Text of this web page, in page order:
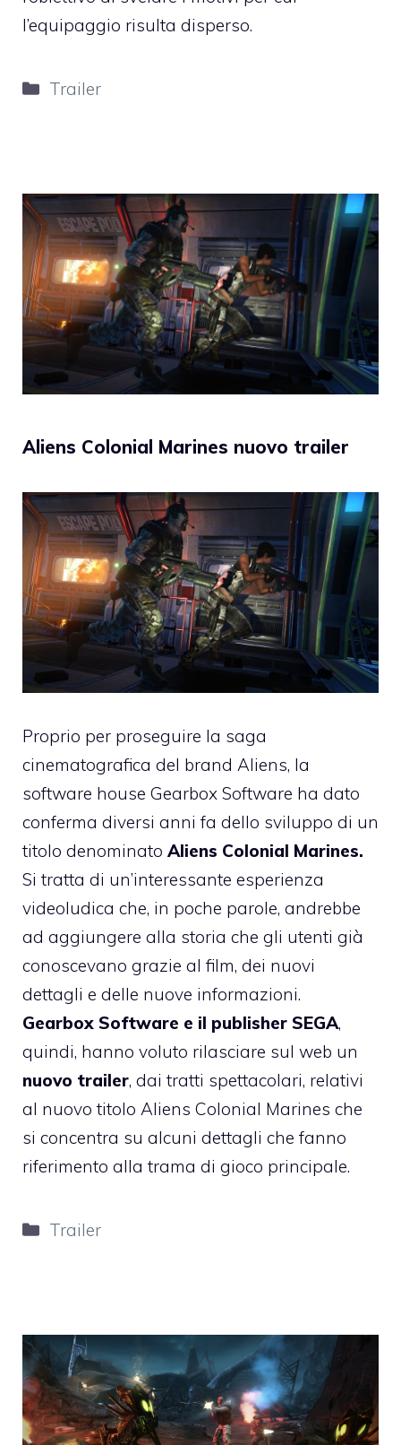
l’equipaggio risulta disperso.
Categorie
Trailer
Aliens Colonial Marines nuovo trailer
Proprio per proseguire la saga
cinematografica del brand Aliens, la
software house Gearbox Software ha dato
conferma diversi anni fa dello sviluppo di un
titolo denominato Aliens Colonial Marines.
Si tratta di un’interessante esperienza
videoludica che, in poche parole, andrebbe
ad aggiungere alla storia che gli utenti già
conoscevano grazie al film, dei nuovi
dettagli e delle nuove informazioni.
Gearbox Software e il publisher SEGA,
quindi, hanno voluto rilasciare sul web un
nuovo trailer, dai tratti spettacolari, relativi
al nuovo titolo Aliens Colonial Marines che
si concentra su alcuni dettagli che fanno
riferimento alla trama di gioco principale.
Categorie
Trailer